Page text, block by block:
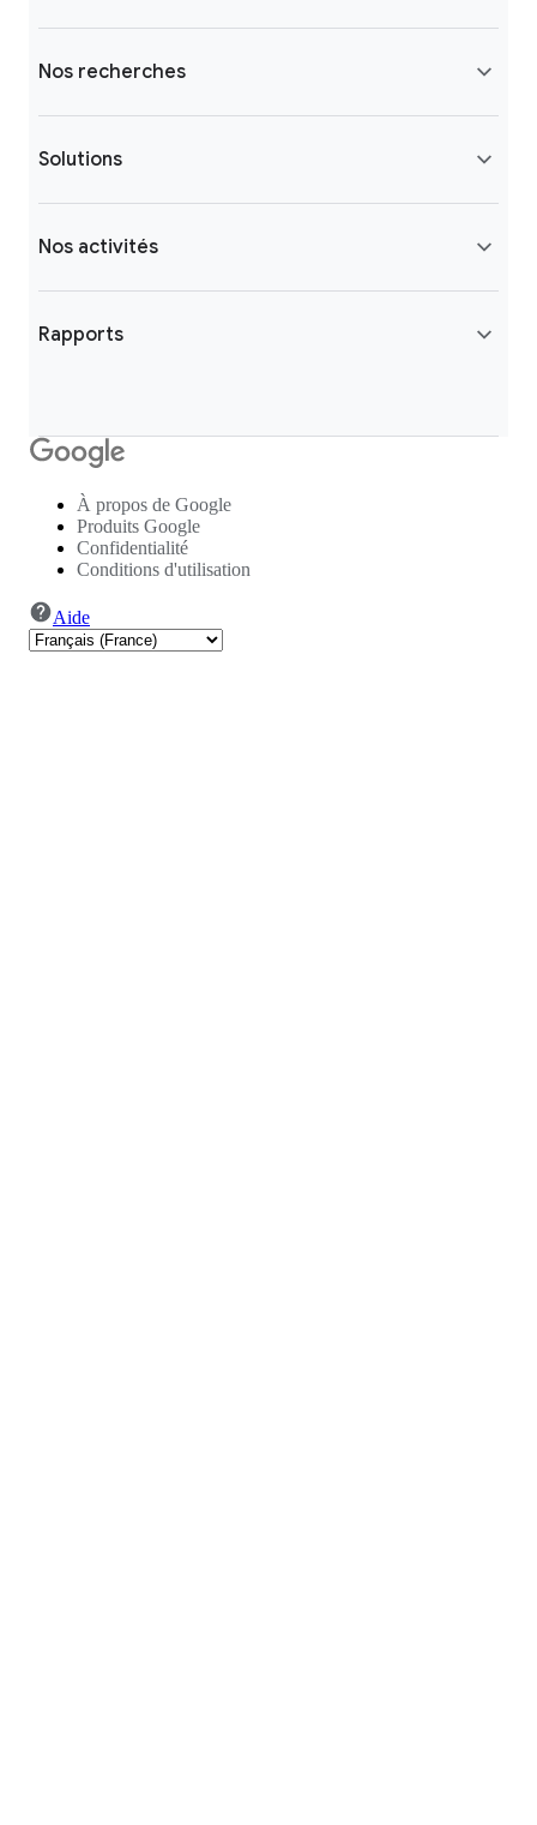
Nos recherches
Solutions
Nos activités
Rapports
À propos de Google
Produits Google
Confidentialité
Conditions d'utilisation
Aide